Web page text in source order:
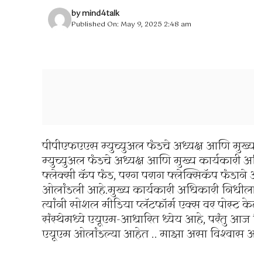
bymind4talk
Published On: May 9, 2025 2:48 am
पीपीएफएएस म्युच्युअल फंडचे अध्यक्ष आणि मुख्य
म्युच्युअल फंडचे अध्यक्ष आणि मुख्य कार्यकारी
फ्लेक्सी कॅप फंड, परग पराग फ्लेक्सिकॅप फंडाने
ओलांडली आहे.मुख्य कार्यकारी अधिकारी
त्यांनी सोशल मीडिया प्लॅटफॉर्म एक्स वर
संस्थेमध्ये एयूएम-आधारित ध्येय आहे, परंतु आज
एयूएम ओलांडल्या आहेत .. माझा असा विश्वास